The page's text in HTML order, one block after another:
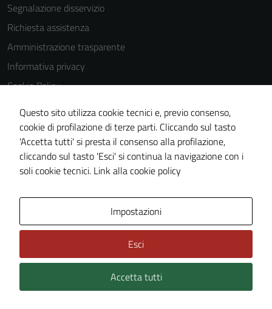
Segnalazione disservizio
Richiesta assistenza
Amministrazione trasparente
Informativa privacy
Cookie Policy
Note legali
Dichiarazione di accessibilità
Obiettivi di accessibilità
Piano di miglioramento del sito
Technical Design s.r.l.
Questo sito utilizza cookie tecnici e, previo consenso,
cookie di profilazione di terze parti. Cliccando sul tasto
'Accetta tutti' si presta il consenso alla profilazione,
cliccando sul tasto 'Esci' si continua la navigazione con i
soli cookie tecnici. Link alla cookie policy
Impostazioni
Esci
Accetta tutti
personali.